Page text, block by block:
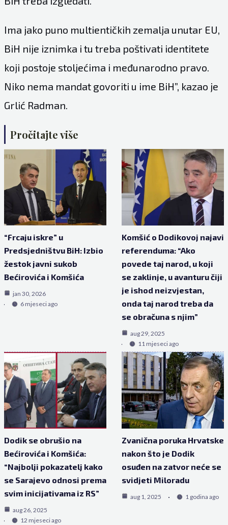
Ima jako puno multientičkih zemalja unutar EU,
BiH nije iznimka i tu treba poštivati identitete
koji postoje stoljećima i međunarodno pravo.
Niko nema mandat govoriti u ime BiH”, kazao je
Grlić Radman.
Pročitajte više
“Frcaju iskre” u
Predsjedništvu BiH: Izbio
žestok javni sukob
Bećirovića i Komšića
jan 30, 2026
6 mjeseci ago
Komšić o Dodikovoj najavi
referenduma: “Ako
povede taj narod, u koji
se zaklinje, u avanturu čiji
je ishod neizvjestan,
onda taj narod treba da
se obračuna s njim”
aug 29, 2025
11 mjeseci ago
Dodik se obrušio na
Bećirovića i Komšića:
“Najbolji pokazatelj kako
se Sarajevo odnosi prema
svim inicijativama iz RS”
aug 26, 2025
12 mjeseci ago
Zvanična poruka Hrvatske
nakon što je Dodik
osuđen na zatvor neće se
svidjeti Miloradu
aug 1, 2025 1 godina ago